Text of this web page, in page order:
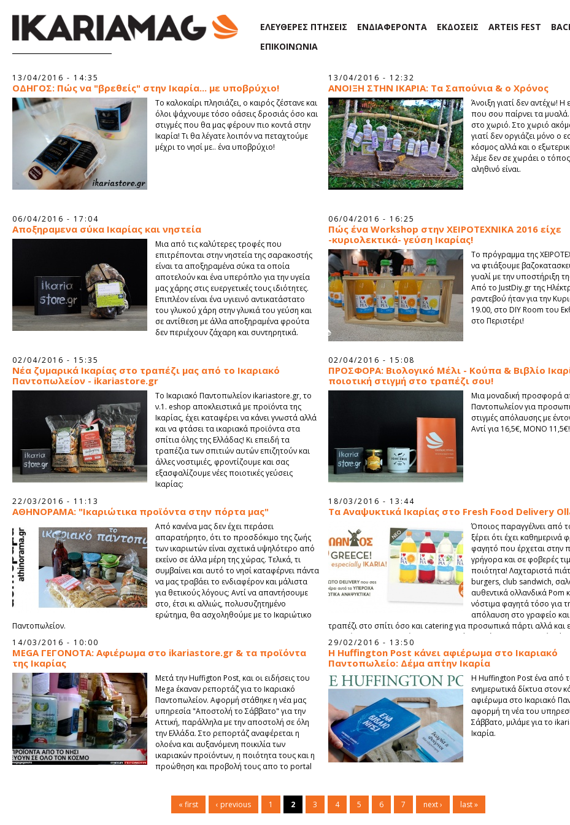
ΕΛΕΥΘΕΡΕΣ ΠΤΗΣΕΙΣ ΕΝΔΙΑΦΕΡΟΝΤΑ ΕΚΔΟΣΕΙΣ ARTEIS FEST
ΕΠΙΚΟΙΝΩΝΙΑ
13/04/2016 - 14:35
ΟΔΗΓΟΣ: Πώς να "βρεθείς" στην Ικαρία... με υποβρύχιο!
Το καλοκαίρι πλησιάζει, ο καιρός ζέστανε και
όλοι ψάχνουμε τόσο οάσεις δροσιάς όσο και
στιγμές που θα μας φέρουν πιο κοντά στην
Ικαρία! Τι θα λέγατε λοιπόν να πεταχτούμε
μέχρι το νησί με.. ένα υποβρύχιο!
13/04/2016 - 12:32
ΑΝΟΙΞΗ ΣΤΗΝ ΙΚΑΡΙΑ: Τα Σαπούνια & ο Χρόνος
Άνοιξη γιατί δεν αντέχω!
που σου παίρνει τα μυαλά.
στο χωριό. Στο χωριό
γιατί δεν οργιάζει μόνο ο
κόσμος αλλά και ο
λέμε δεν σε χωράει ο
αληθινό είναι.
06/04/2016 - 17:04
Αποξηραμενα σύκα Ικαρίας και νηστεία
Μια από τις καλύτερες τροφές που
επιτρέπονται στην νηστεία της σαρακοστής
είναι τα αποξηραμένα σύκα τα οποία
αποτελούν και ένα υπερόπλο για την υγεία
μας χάρης στις ευεργετικές τους ιδιότητες.
Επιπλέον είναι ένα υγιεινό αντικατάστατο
του γλυκού χάρη στην γλυκιά του γεύση και
σε αντίθεση με άλλα αποξηραμένα φρούτα
δεν περιέχουν ζάχαρη και συντηρητικά.
06/04/2016 - 16:25
Πώς ένα Workshop στην ΧΕΙΡΟΤΕΧΝΙΚΑ 2016 είχε
-κυριολεκτικά- γεύση Ικαρίας!
To πρόγραμμα της
να φτιάξουμε
γυαλί με την υποστήριξη
Από το JustDiy.gr της
ραντεβού ήταν για την
19.00, στο DIY Room του
στο Περιστέρι!
02/04/2016 - 15:35
Νέα ζυμαρικά Ικαρίας στο τραπέζι μας από το Ικαριακό
Παντοπωλείον - ikariastore.gr
To Ικαριακό Παντοπωλείον ikariastore.gr, το
ν.1. eshop αποκλειστικά με προϊόντα της
Ικαρίας, έχει καταφέρει να κάνει γνωστά αλλά
και να φτάσει τα ικαριακά προϊόντα στα
σπίτια όλης της Ελλάδας! Κι επειδή τα
τραπέζια των σπιτιών αυτών επιζητούν και
άλλες νοστιμιές, φροντίζουμε και σας
εξασφαλίζουμε νέες ποιοτικές γεύσεις
Ικαρίας:
02/04/2016 - 15:08
ΠΡΟΣΦΟΡΑ: Βιολογικό Μέλι - Κούπα & Βιβλίο
ποιοτική στιγμή στο τραπέζι σου!
Μια μοναδική προσφορά
Παντοπωλείον για
στιγμές απόλαυσης με
Αντί για 16,5€, MONO 11,5€!
22/03/2016 - 11:13
ΑΘΗΝΟΡΑΜΑ: "Ικαριώτικα προϊόντα στην πόρτα μας"
Από κανένα μας δεν έχει περάσει
απαρατήρητο, ότι το προσδόκιμο της ζωής
των ικαριωτών είναι σχετικά υψηλότερο από
εκείνο σε άλλα μέρη της χώρας. Τελικά, τι
συμβαίνει και αυτό το νησί καταφέρνει πάντα
να μας τραβάει το ενδιαφέρον και μάλιστα
για θετικούς λόγους; Αντί να απαντήσουμε
στο, έτσι κι αλλιώς, πολυσυζητημένο
ερώτημα, θα ασχοληθούμε με το Ικαριώτικο
Παντοπωλείον.
18/03/2016 - 13:44
Tα Αναψυκτικά Ικαρίας στο Fresh Food Delivery
Όποιος παραγγέλνει από
ξέρει ότι έχει καθημερινά
φαγητό που έρχεται στην
γρήγορα και σε φοβερές
ποιότητα! Λαχταριστά
burgers, club sandwich,
αυθεντικά ολλανδικά Pom
νόστιμα φαγητά τόσο για
απόλαυση στο γραφείο
τραπέζι στο σπίτι όσο και catering για προσωπικά πάρτι αλλά και
εκδηλώσεις. Εξυπηρετώντας το Μαρούσι αλλά και τις περιοχές
Ολλανδός έχει καταφέρει να είναι η πρώτη σκέψη - απάντηση στην
14/03/2016 - 10:00
MEGA ΓΕΓΟΝΟΤΑ: Αφιέρωμα στο ikariastore.gr & τα προϊόντα
της Ικαρίας
Μετά την Huffigton Post, και οι ειδήσεις του
Mega έκαναν ρεπορτάζ για το Ικαριακό
Παντοπωλείον. Αφορμή στάθηκε η νέα μας
υπηρεσία "Αποστολή το Σάββατο" για την
Αττική, παράλληλα με την αποστολή σε όλη
την Ελλάδα. Στο ρεπορτάζ αναφέρεται η
ολοένα και αυξανόμενη ποικιλία των
ικαριακών προϊόντων, η ποιότητα τους και η
προώθηση και προβολή τους απο το portal
29/02/2016 - 13:50
H Huffington Post κάνει αφιέρωμα στο Ικαριακό
Παντοπωλείο: Δέμα απ΄την Ικαρία
Η Huffington Post ένα από
ενημερωτικά δίκτυα στον
αφιέρωμα στο Ικαριακό
αφορμή τη νέα του
Σάββατο, μιλάμε για το
Ικαρία.
« first ‹ previous 1 2 3 4 5 6 7 next › last »